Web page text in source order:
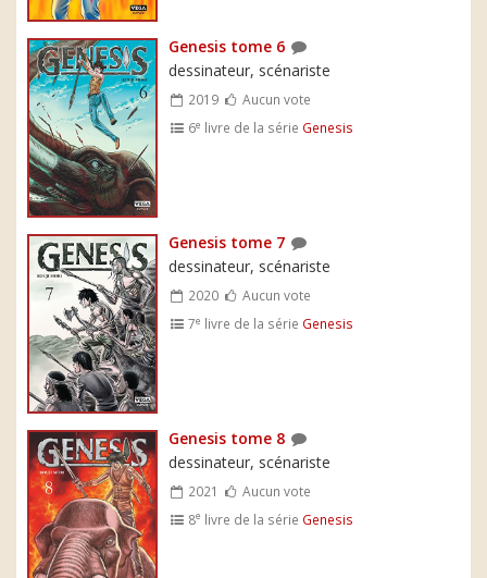
Genesis tome 6
dessinateur, scénariste
2019
Aucun vote
6e livre de la série Genesis
Genesis tome 7
dessinateur, scénariste
2020
Aucun vote
7e livre de la série Genesis
Genesis tome 8
dessinateur, scénariste
2021
Aucun vote
8e livre de la série Genesis